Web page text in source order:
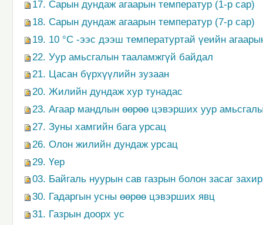
17. Сарын дундаж агаарын температур (1-р сар)
18. Сарын дундаж агаарын температур (7-р сар)
19. 10 °С -ээс дээш температуртай үеийн
22. Уур амьсгалын тааламжгүй байдал
21. Цасан бүрхүүлийн зузаан
20. Жилийн дундаж хур тунадас
23. Агаар мандлын өөрөө цэвэрших уур
27. Зуны хамгийн бага урсац
26. Олон жилийн дундаж урсац
29. Үер
03. Байгаль нуурын сав газрын болон засаг
30. Гадаргын усны өөрөө цэвэрших явц
31. Газрын доорх ус